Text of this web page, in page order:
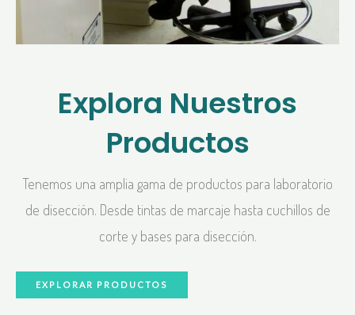
Explora Nuestros
Productos
Tenemos una amplia gama de productos para laboratorio
de disección. Desde tintas de marcaje hasta cuchillos de
corte y bases para disección.
EXPLORAR PRODUCTOS